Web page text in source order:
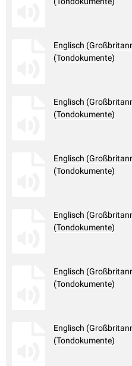
Englisch
(Tondokumente)
Englisch
(Tondokumente)
Englisch
(Tondokumente)
Englisch
(Tondokumente)
Englisch
(Tondokumente)
Englisch
(Tondokumente)